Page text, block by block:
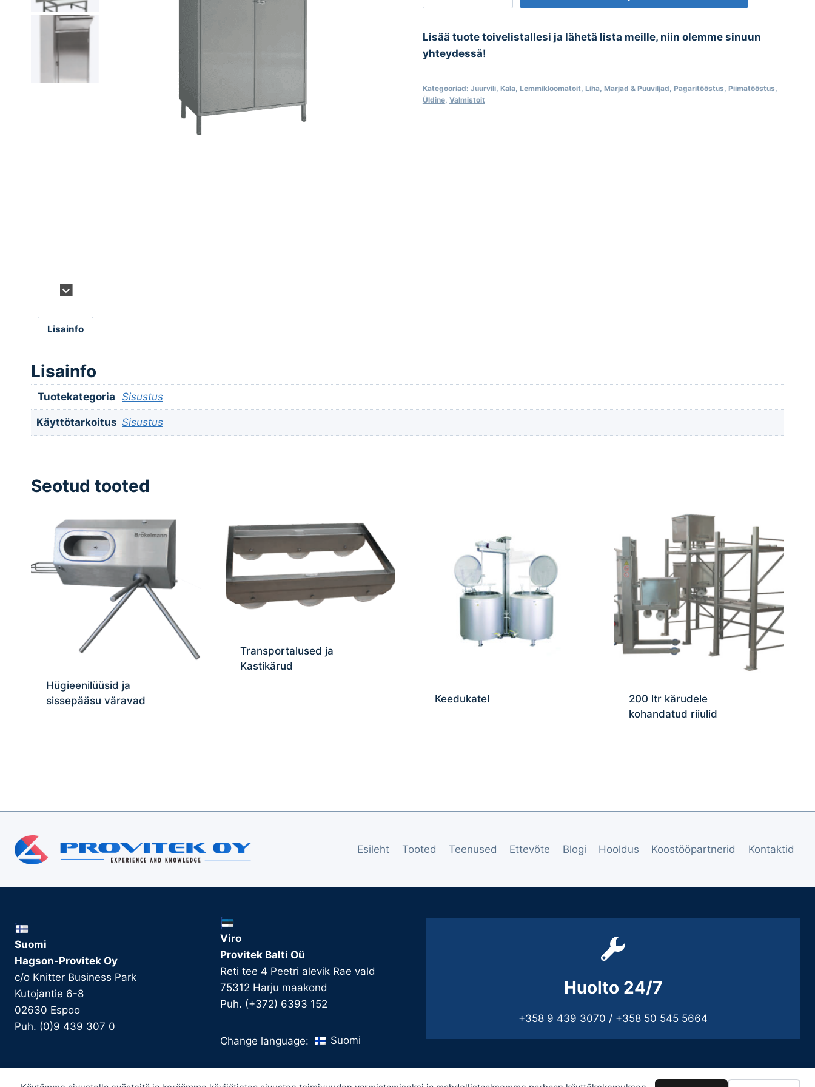
Lisää tuote toivelistallesi ja lähetä lista meille, niin olemme sinuun
yhteydessä!
Kategooriad: Juurvili, Kala, Lemmikloomatoit Liha, Marjad & Puuviljad Pagaritööstus Piimatööstus
Üldine, Valmistoit
Lisainfo
Lisainfo
Tuotekategoria Sisustus
Käyttötarkoitus Sisustus
Seotud tooted
Hügieenilüüsid ja
sissepääsu väravad
Transportalused ja
Kastikärud
Keedukatel
200 ltr kärudele
kohandatud riiulid
Esileht Tooted Teenused Ettevõte Blogi Hooldus Koostööpartnerid Kontaktid
Suomi
Hagson-Provitek Oy
c/o Knitter Business Park
Kutojantie 6-8
02630 Espoo
Puh. (0)9 439 307 0
Viro
Provitek Balti Oü
Reti tee 4 Peetri alevik Rae vald
75312 Harju maakond
Puh. (+372) 6393 152
Change language: Suomi
Huolto 24/7
+358 9 439 3070 / +358 50 545 5664